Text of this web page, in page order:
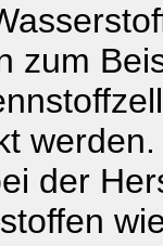
zum
der